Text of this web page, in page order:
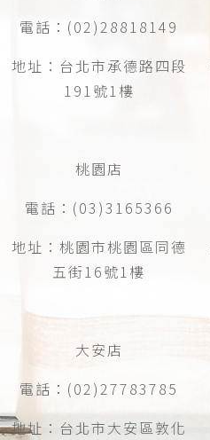
電話：(02)28818149
地址：台北市承德路四段
191號1樓
桃園店
電話：(03)3165366
地址：桃園市桃園區同德
五街16號1樓
大安店
電話：(02)27783785
地址：台北市大安區敦化